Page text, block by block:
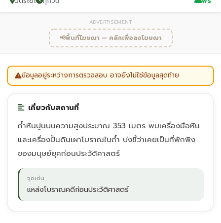
ADVERTISEMENT
📢พื้นที่โฆษณา — คลิกเพื่อลงโฆษณา
ข้อมูลอยู่ระหว่างการตรวจสอบ อาจยังไม่ใช่ข้อมูลสุดท้าย
เกี่ยวกับสถานที่
ถ้ำหินปูนบนความสูงประมาณ 353 เมตร พบเครื่องมือหิน
และเครื่องปั้นดินเผาโบราณในถ้ำ บ่งชี้ว่าเคยเป็นที่พักพิง
ของมนุษย์ยุคก่อนประวัติศาสตร์
จุดเด่น
แหล่งโบราณคดีก่อนประวัติศาสตร์